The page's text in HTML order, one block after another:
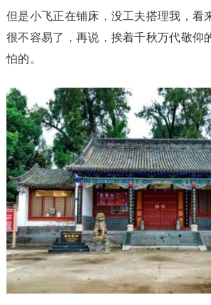
但是小飞正在铺床，没工夫搭理我，看
很不容易了，再说，挨着千秋万代敬仰
怕的。